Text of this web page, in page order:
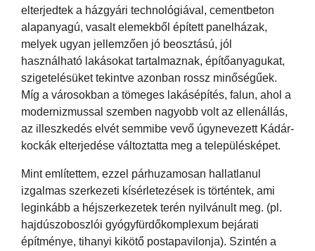
elterjedtek a házgyári technológiával, cementbeton
alapanyagú, vasalt elemekből épített panelházak,
melyek ugyan jellemzően jó beosztású, jól
használható lakásokat tartalmaznak, építőanyagukat,
szigetelésüket tekintve azonban rossz minőségűek.
Míg a városokban a tömeges lakásépítés, falun, ahol a
modernizmussal szemben nagyobb volt az ellenállás,
az illeszkedés elvét semmibe vevő úgynevezett Kádár-
kockák elterjedése változtatta meg a településképet.
Mint említettem, ezzel párhuzamosan hallatlanul
izgalmas szerkezeti kísérletezések is történtek, ami
leginkább a héjszerkezetek terén nyilvánult meg. (pl.
hajdúszoboszlói gyógyfürdőkomplexum bejárati
építménye, tihanyi kikötő postapavilonja). Szintén a